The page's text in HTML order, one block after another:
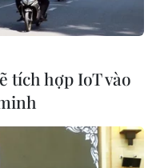
tích hợp IoT vào